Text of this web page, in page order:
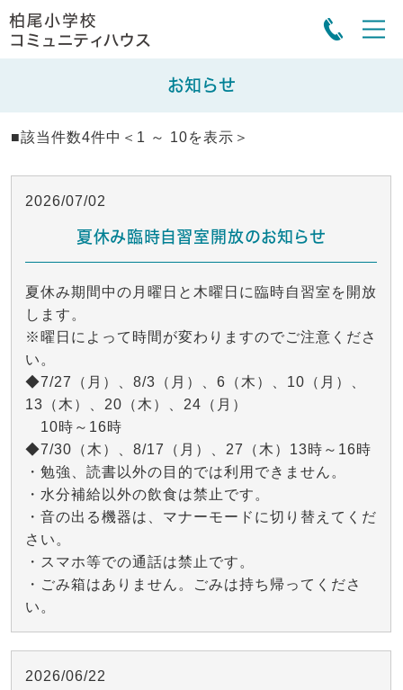
お知らせ
■該当件数4件中＜1 ～ 10を表示＞
2026/07/02
夏休み臨時自習室開放のお知らせ
夏休み期間中の月曜日と木曜日に臨時自習室を開放
します。
※曜日によって時間が変わりますのでご注意くださ
い。
◆7/27（月）、8/3（月）、6（木）、10（月）、
13（木）、20（木）、24（月）
10時～16時
◆7/30（木）、8/17（月）、27（木）13時～16時
・勉強、読書以外の目的では利用できません。
・水分補給以外の飲食は禁止です。
・音の出る機器は、マナーモードに切り替えてくだ
さい。
・スマホ等での通話は禁止です。
・ごみ箱はありません。ごみは持ち帰ってくださ
い。
2026/06/22